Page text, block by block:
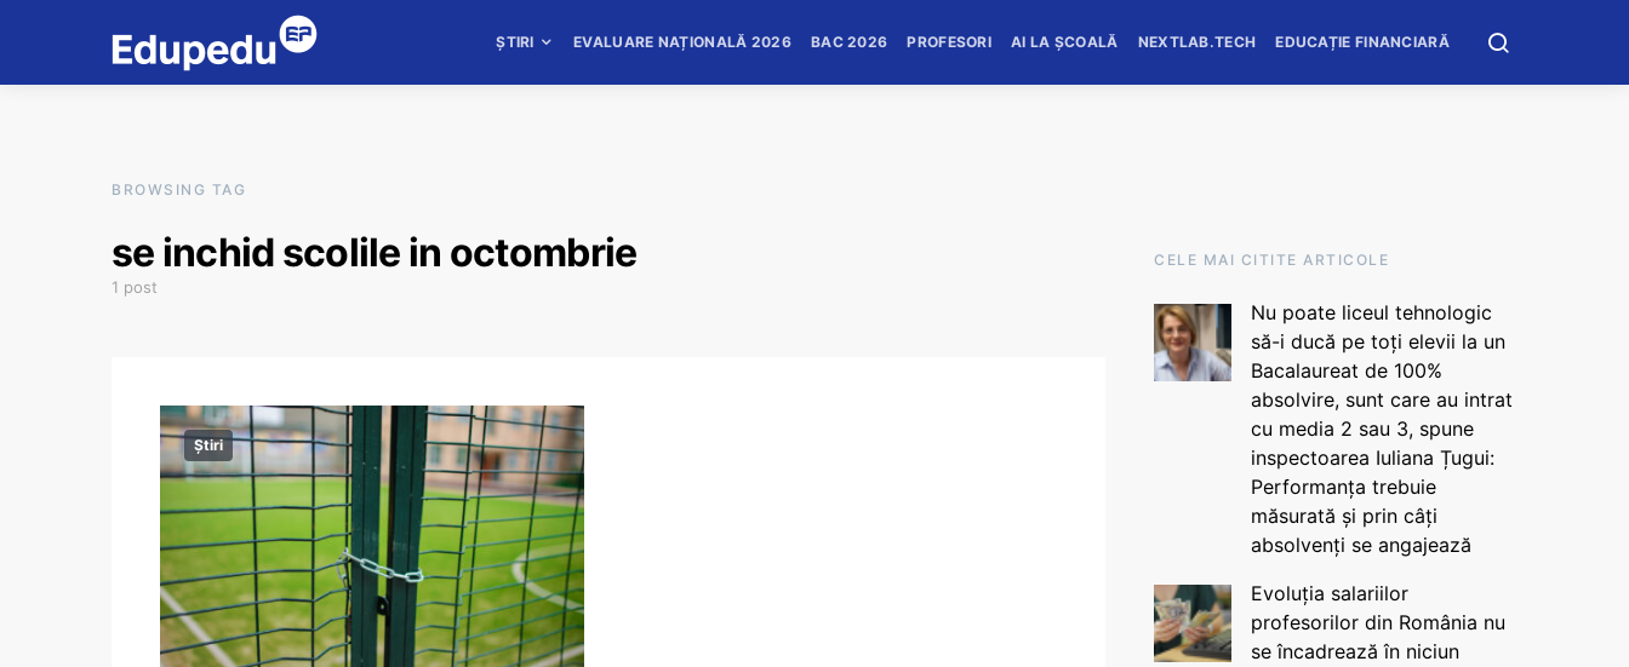
ȘTIRI EVALUARE NAȚIONALĂ 2026 BAC 2026 PROFESORI AI LA ȘCOALĂ NEXTLAB.TECH EDUCAȚIE FINANCIARĂ
BROWSING TAG
se inchid scolile in octombrie
1 post
Știri
CELE MAI CITITE ARTICOLE
Nu poate liceul tehnologic
să-i ducă pe toți elevii la un
Bacalaureat de 100%
absolvire, sunt care au intrat
cu media 2 sau 3, spune
inspectoarea Iuliana Țugui:
Performanța trebuie
măsurată și prin câți
absolvenți se angajează
Evoluția salariilor
profesorilor din România nu
se încadrează în niciun